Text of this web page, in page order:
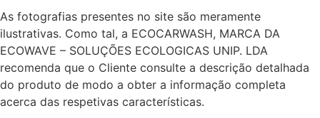
As fotografias presentes no site são meramente
ilustrativas. Como tal, a ECOCARWASH, MARCA DA
ECOWAVE – SOLUÇÕES ECOLOGICAS UNIP. LDA
recomenda que o Cliente consulte a descrição detalhada
do produto de modo a obter a informação completa
acerca das respetivas características.